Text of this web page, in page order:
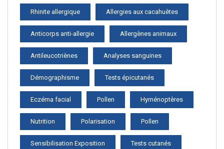
Rhinite allergique Allergies aux cacahuètes
Anticorps anti-allergie Allergènes animaux
Antileucotriènes Analyses sanguines
Démographisme Tests épicutanés
Eczéma facial Pollen Hyménoptères
Nutrition Polarisation Pollen
Sensibilisation Exposition Tests cutanés